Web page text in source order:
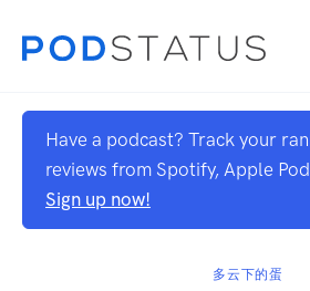
Have a podcast? Track your
reviews from Spotify, Apple
Sign up now!
多云下的蛋